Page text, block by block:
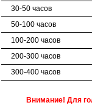
30-50 часов
50-100 часов
100-200 часов
200-300 часов
300-400 часов
Внимание! Для